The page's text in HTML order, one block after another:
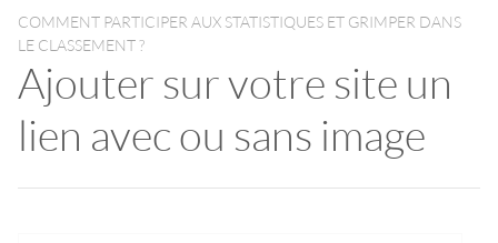
COMMENT PARTICIPER AUX STATISTIQUES ET GRIMPER DANS
LE CLASSEMENT ?
Ajouter sur votre site un
lien avec ou sans image